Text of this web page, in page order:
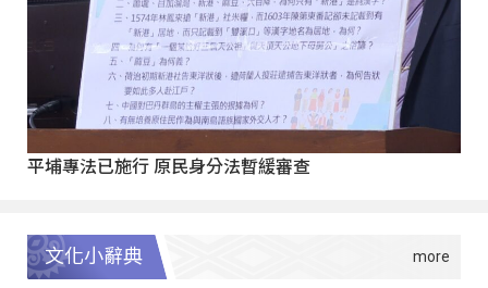
平埔專法已施行 原民身分法暫緩審查
文化小辭典